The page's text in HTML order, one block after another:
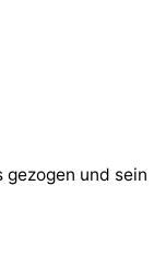
gezogen und sein